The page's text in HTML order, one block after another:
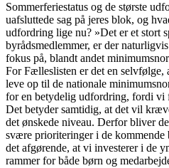
Sommerferiestatus og de største
uafsluttede sag på jeres blok, og
udfordring lige nu? »Det er et stort
byrådsmedlemmer, er der
fokus på, blandt andet
For Fælleslisten er det en
leve op til de nationale
for en betydelig udfordring, fordi vi
Det betyder samtidig, at det vil
det ønskede niveau. Derfor bliver
svære prioriteringer i de kommende
det afgørende, at vi investerer i de
rammer for både børn og